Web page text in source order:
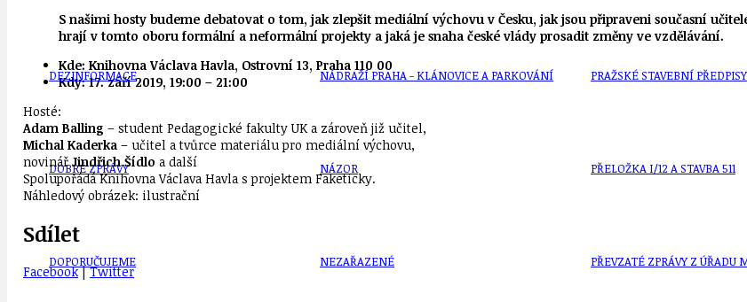
DEZINFORMACE
DOBRÉ ZPRÁVY
DOPORUČUJEME
NÁDRAŽÍ PRAHA - KLÁNOVICE A PARKOVÁNÍ
NÁZOR
NEZAŘAZENÉ
PRAŽSKÉ STAVEBNÍ PŘEDPISY
PŘELOŽKA I/12 A STAVBA 511
PŘEVZATÉ ZPRÁVY Z ÚŘADU
S našimi hosty budeme debatovat o tom, jak zlepšit mediální výchovu v Česku, jak jsou připraveni současní
hrají v tomto oboru formální a neformální projekty a jaká je snaha české vlády prosadit změny ve vzdělávání.
Kde: Knihovna Václava Havla, Ostrovní 13, Praha 110 00
Kdy: 17. září 2019, 19:00 – 21:00
Hosté:
Adam Balling – student Pedagogické fakulty UK a zároveň již učitel,
Michal Kaderka – učitel a tvůrce materiálu pro mediální výchovu,
novinářJindřich Šídlo a další
Spolupořádá Knihovna Václava Havla s projektem Faketicky.
Náhledový obrázek: ilustrační
Sdílet
Facebook| Twitter